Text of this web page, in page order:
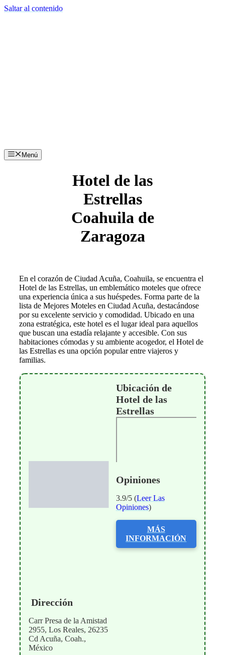
Saltar al contenido
Menú
Hotel de las
Estrellas
Coahuila de
Zaragoza
En el corazón de Ciudad Acuña, Coahuila, se encuentra el
Hotel de las Estrellas, un emblemático moteles que ofrece
una experiencia única a sus huéspedes. Forma parte de la
lista de Mejores Moteles en Ciudad Acuña, destacándose
por su excelente servicio y comodidad. Ubicado en una
zona estratégica, este hotel es el lugar ideal para aquellos
que buscan una estadía relajante y accesible. Con sus
habitaciones cómodas y su ambiente acogedor, el Hotel de
las Estrellas es una opción popular entre viajeros y
familias.
Dirección
Carr Presa de la Amistad
2955, Los Reales, 26235
Cd Acuña, Coah.,
México
Ubicación de
Hotel de las
Estrellas
Opiniones
3.9/5 (Leer Las
Opiniones)
MÁS
INFORMACIÓN